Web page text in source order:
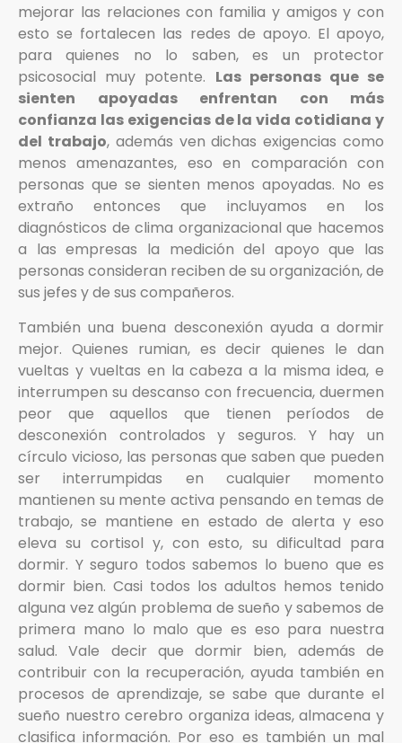
mejorar las relaciones con familia y amigos y con
esto se fortalecen las redes de apoyo. El apoyo,
para quienes no lo saben, es un protector
psicosocial muy potente. Las personas que se
sienten apoyadas enfrentan con más
confianza las exigencias de la vida cotidiana y
del trabajo, además ven dichas exigencias como
menos amenazantes, eso en comparación con
personas que se sienten menos apoyadas. No es
extraño entonces que incluyamos en los
diagnósticos de clima organizacional que hacemos
a las empresas la medición del apoyo que las
personas consideran reciben de su organización, de
sus jefes y de sus compañeros.
También una buena desconexión ayuda a dormir
mejor. Quienes rumian, es decir quienes le dan
vueltas y vueltas en la cabeza a la misma idea, e
interrumpen su descanso con frecuencia, duermen
peor que aquellos que tienen períodos de
desconexión controlados y seguros. Y hay un
círculo vicioso, las personas que saben que pueden
ser interrumpidas en cualquier momento
mantienen su mente activa pensando en temas de
trabajo, se mantiene en estado de alerta y eso
eleva su cortisol y, con esto, su dificultad para
dormir. Y seguro todos sabemos lo bueno que es
dormir bien. Casi todos los adultos hemos tenido
alguna vez algún problema de sueño y sabemos de
primera mano lo malo que es eso para nuestra
salud. Vale decir que dormir bien, además de
contribuir con la recuperación, ayuda también en
procesos de aprendizaje, se sabe que durante el
sueño nuestro cerebro organiza ideas, almacena y
clasifica información. Por eso es también un mal